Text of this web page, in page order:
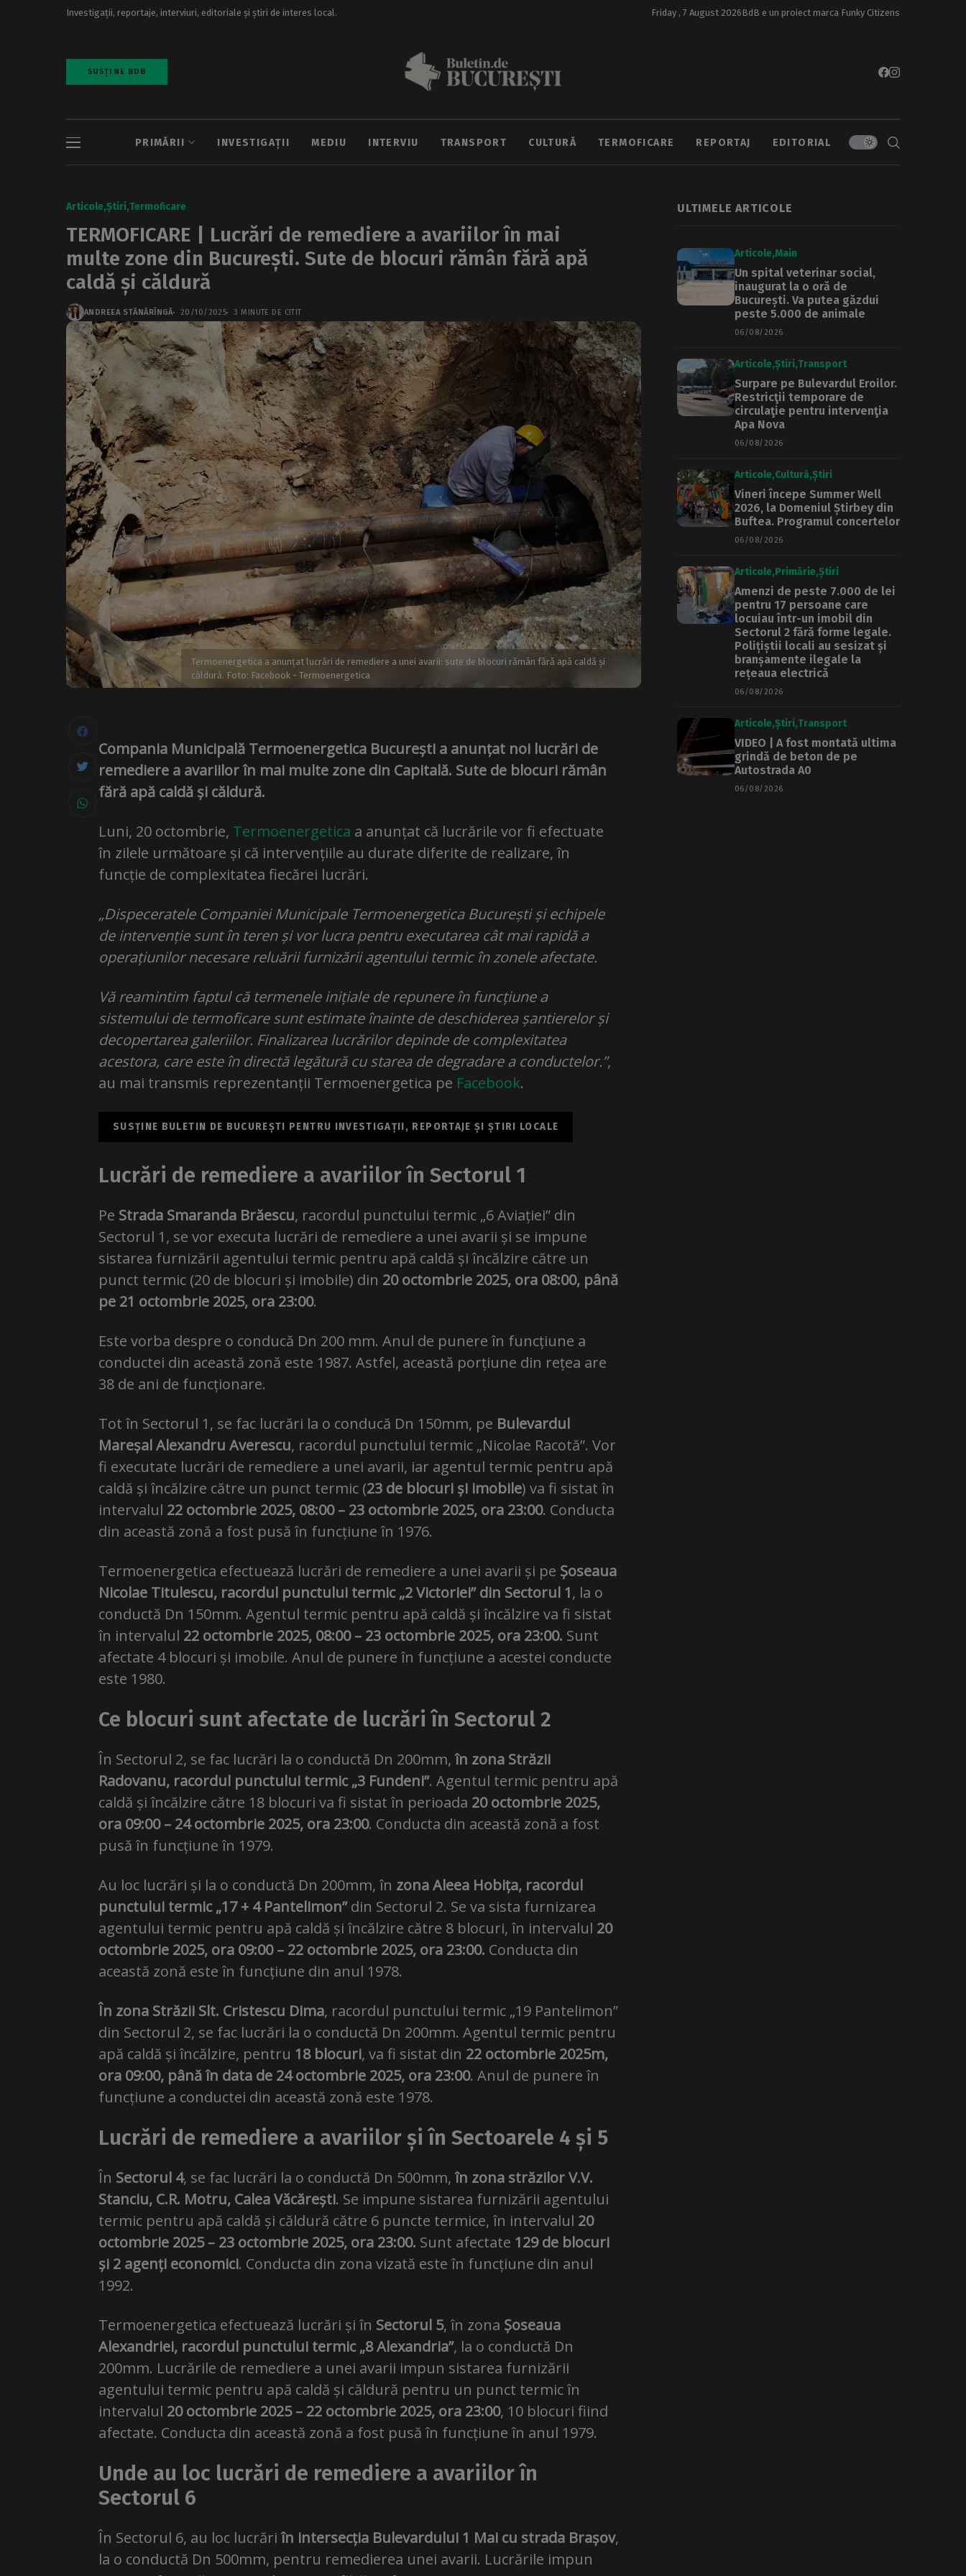
Investigații, reportaje, interviuri, editoriale și știri de interes local. Friday , 7 August 2026BdB e un proiect marca Funky Citizens
SUSȚINE BDB
PRIMĂRII INVESTIGAȚII MEDIU INTERVIU TRANSPORT CULTURĂ TERMOFICARE REPORTAJ EDITORIAL
Articole Știri Termoficare
TERMOFICARE | Lucrări de remediere a avariilor în mai
multe zone din București. Sute de blocuri rămân fără apă
caldă și căldură
ANDREEA STĂNĂRÎNGĂ 20/10/2025 3 MINUTE DE CITIT
Termoenergetica a anunțat lucrări de remediere a unei avarii: sute de blocuri rămân fără apă caldă și
căldură. Foto: Facebook - Termoenergetica
Compania Municipală Termoenergetica București a anunțat noi lucrări de
remediere a avariilor în mai multe zone din Capitală. Sute de blocuri rămân
fără apă caldă și căldură.
Luni, 20 octombrie, Termoenergetica a anunțat că lucrările vor fi efectuate
în zilele următoare și că intervențiile au durate diferite de realizare, în
funcție de complexitatea fiecărei lucrări.
„Dispeceratele Companiei Municipale Termoenergetica București și echipele
de intervenție sunt în teren și vor lucra pentru executarea cât mai rapidă a
operațiunilor necesare reluării furnizării agentului termic în zonele afectate.
Vă reamintim faptul că termenele inițiale de repunere în funcțiune a
sistemului de termoficare sunt estimate înainte de deschiderea șantierelor și
decopertarea galeriilor. Finalizarea lucrărilor depinde de complexitatea
acestora, care este în directă legătură cu starea de degradare a conductelor.”,
au mai transmis reprezentanții Termoenergetica pe Facebook.
SUSȚINE BULETIN DE BUCUREȘTI PENTRU INVESTIGAȚII, REPORTAJE ȘI ȘTIRI LOCALE
Lucrări de remediere a avariilor în Sectorul 1
Pe Strada Smaranda Brăescu, racordul punctului termic „6 Aviației” din
Sectorul 1, se vor executa lucrări de remediere a unei avarii și se impune
sistarea furnizării agentului termic pentru apă caldă și încălzire către un
punct termic (20 de blocuri și imobile) din 20 octombrie 2025, ora 08:00, până
pe 21 octombrie 2025, ora 23:00.
Este vorba despre o conducă Dn 200 mm. Anul de punere în funcțiune a
conductei din această zonă este 1987. Astfel, această porțiune din rețea are
38 de ani de funcționare.
Tot în Sectorul 1, se fac lucrări la o conducă Dn 150mm, pe Bulevardul
Mareșal Alexandru Averescu, racordul punctului termic „Nicolae Racotă”. Vor
fi executate lucrări de remediere a unei avarii, iar agentul termic pentru apă
caldă și încălzire către un punct termic (23 de blocuri și imobile) va fi sistat în
intervalul 22 octombrie 2025, 08:00 – 23 octombrie 2025, ora 23:00. Conducta
din această zonă a fost pusă în funcțiune în 1976.
Termoenergetica efectuează lucrări de remediere a unei avarii și pe Șoseaua
Nicolae Titulescu, racordul punctului termic „2 Victoriei” din Sectorul 1, la o
conductă Dn 150mm. Agentul termic pentru apă caldă și încălzire va fi sistat
în intervalul 22 octombrie 2025, 08:00 – 23 octombrie 2025, ora 23:00. Sunt
afectate 4 blocuri și imobile. Anul de punere în funcțiune a acestei conducte
este 1980.
Ce blocuri sunt afectate de lucrări în Sectorul 2
În Sectorul 2, se fac lucrări la o conductă Dn 200mm,în zona Străzii
Radovanu, racordul punctului termic „3 Fundeni”. Agentul termic pentru apă
caldă și încălzire către 18 blocuri va fi sistat în perioada 20 octombrie 2025,
ora 09:00 – 24 octombrie 2025, ora 23:00. Conducta din această zonă a fost
pusă în funcțiune în 1979.
Au loc lucrări și la o conductă Dn 200mm, în zona Aleea Hobița, racordul
punctului termic „17 + 4 Pantelimon”din Sectorul 2. Se va sista furnizarea
agentului termic pentru apă caldă și încălzire către 8 blocuri, în intervalul 20
octombrie 2025, ora 09:00 – 22 octombrie 2025, ora 23:00. Conducta din
această zonă este în funcțiune din anul 1978.
În zona Străzii Slt. Cristescu Dima, racordul punctului termic „19 Pantelimon”
din Sectorul 2, se fac lucrări la o conductă Dn 200mm. Agentul termic pentru
apă caldă și încălzire, pentru 18 blocuri, va fi sistat din 22 octombrie 2025m,
ora 09:00, până în data de 24 octombrie 2025, ora 23:00. Anul de punere în
funcțiune a conductei din această zonă este 1978.
Lucrări de remediere a avariilor și în Sectoarele 4 și 5
În Sectorul 4, se fac lucrări la o conductă Dn 500mm,în zona străzilor V.V.
Stanciu, C.R. Motru, Calea Văcărești. Se impune sistarea furnizării agentului
termic pentru apă caldă și căldură către 6 puncte termice, în intervalul 20
octombrie 2025 – 23 octombrie 2025, ora 23:00. Sunt afectate 129 de blocuri
și 2 agenți economici. Conducta din zona vizată este în funcțiune din anul
1992.
Termoenergetica efectuează lucrări și în Sectorul 5, în zona Șoseaua
Alexandriei, racordul punctului termic „8 Alexandria”, la o conductă Dn
200mm. Lucrările de remediere a unei avarii impun sistarea furnizării
agentului termic pentru apă caldă și căldură pentru un punct termic în
intervalul 20 octombrie 2025 – 22 octombrie 2025, ora 23:00, 10 blocuri fiind
afectate. Conducta din această zonă a fost pusă în funcțiune în anul 1979.
Unde au loc lucrări de remediere a avariilor în
Sectorul 6
În Sectorul 6, au loc lucrăriîn intersecția Bulevardului 1 Mai cu strada Brașov,
la o conductă Dn 500mm, pentru remedierea unei avarii. Lucrările impun
ULTIMELE ARTICOLE
Articole Main
Un spital veterinar social,
inaugurat la o oră de
București. Va putea găzdui
peste 5.000 de animale
06/08/2026
Articole Știri Transport
Surpare pe Bulevardul Eroilor.
Restricţii temporare de
circulaţie pentru intervenţia
Apa Nova
06/08/2026
Articole Cultură Știri
Vineri începe Summer Well
2026, la Domeniul Știrbey din
Buftea. Programul concertelor
06/08/2026
Articole Primărie Știri
Amenzi de peste 7.000 de lei
pentru 17 persoane care
locuiau într-un imobil din
Sectorul 2 fără forme legale.
Polițiștii locali au sesizat și
branșamente ilegale la
rețeaua electrică
06/08/2026
Articole Știri Transport
VIDEO | A fost montată ultima
grindă de beton de pe
Autostrada A0
06/08/2026